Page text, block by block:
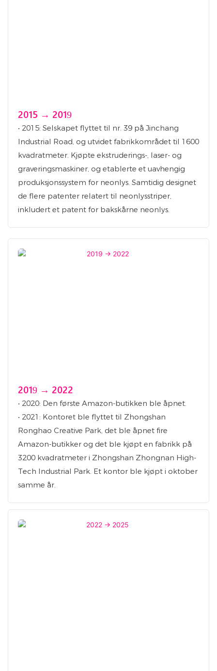
2015 → 2019
• 2015: Selskapet flyttet til nr. 39 på Jinchang
Industrial Road, og utvidet fabrikkområdet til 1600
kvadratmeter. Kjøpte ekstruderings-, laser- og
graveringsmaskiner, og etablerte et uavhengig
produksjonssystem for neonlys. Samtidig designet
de flere patenter relatert til neonlysstriper,
inkludert et patent for bakskårne neonlys.
2019 → 2022
• 2020: Den første Amazon-butikken ble åpnet.
• 2021: Kontoret ble flyttet til Zhongshan
Ronghao Creative Park, det ble åpnet fire
Amazon-butikker og det ble kjøpt en fabrikk på
3200 kvadratmeter i Zhongshan Zhongnan High-
Tech Industrial Park. Et kontor ble kjøpt i oktober
samme år.